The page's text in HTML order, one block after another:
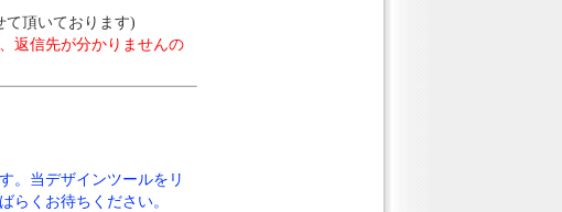
て頂いております)
返信先が分かりませんの
。当デザインツールをリ
らくお待ちください。